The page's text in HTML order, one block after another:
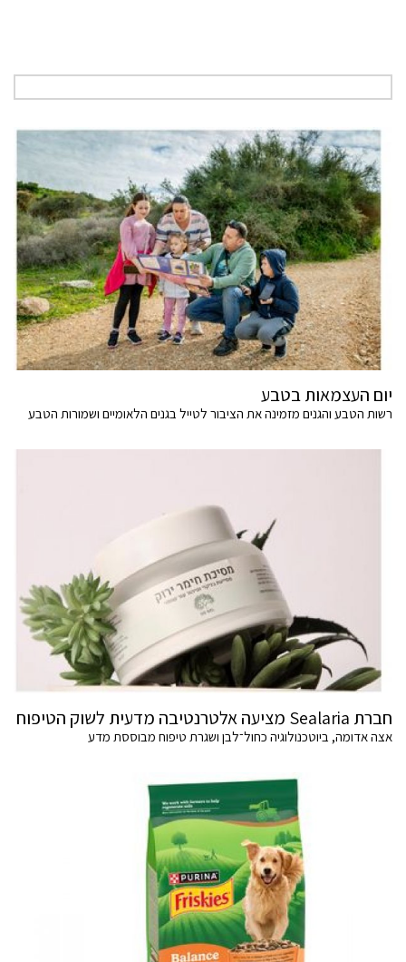
יום העצמאות בטבע
רשות הטבע והגנים מזמינה את הציבור לטייל בגנים הלאומיים ושמורות הטבע
חברת Sealaria מציעה אלטרנטיבה מדעית לשוק הטיפוח
אצה אדומה, ביוטכנולוגיה כחול־לבן ושגרת טיפוח מבוססת מדע